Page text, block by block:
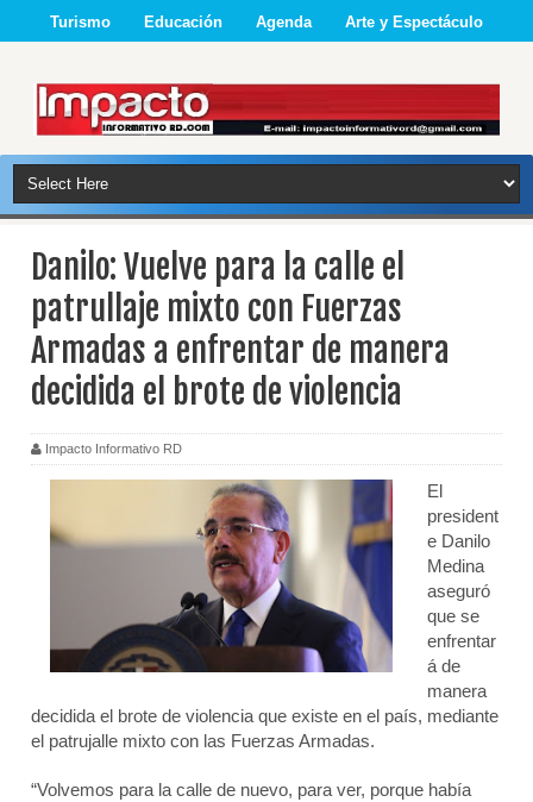
Turismo Educación Agenda Arte y Espectáculo
Danilo: Vuelve para la calle el
patrullaje mixto con Fuerzas
Armadas a enfrentar de manera
decidida el brote de violencia
Impacto Informativo RD
El
president
e Danilo
Medina
aseguró
que se
enfrentar
á de
manera
decidida el brote de violencia que existe en el país, mediante
el patrujalle mixto con las Fuerzas Armadas.
“Volvemos para la calle de nuevo, para ver, porque había